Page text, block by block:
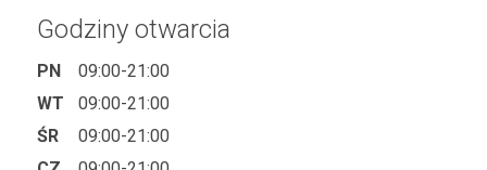
Godziny otwarcia
PN
09:00-21:00
WT
09:00-21:00
ŚR
09:00-21:00